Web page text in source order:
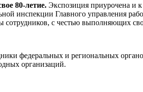
80-летие. Экспозиция приурочена
инспекции Главного управления
с честью выполняющих
федеральных и региональных
организаций.